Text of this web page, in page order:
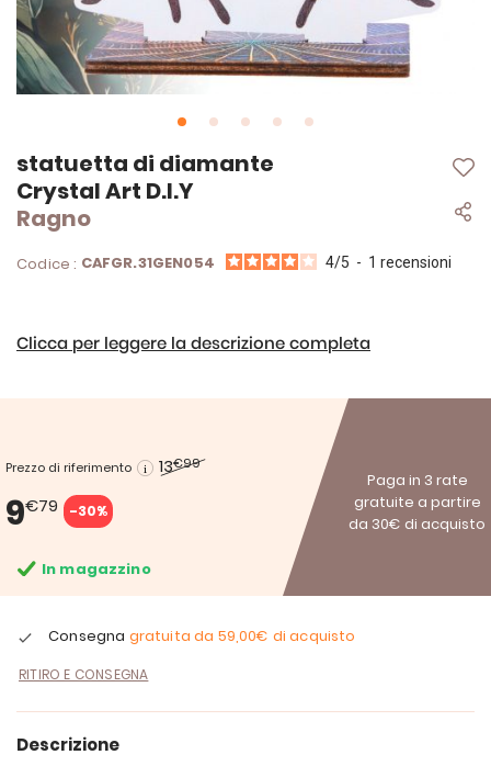
statuetta di diamante
Crystal Art D.I.Y
Ragno
Codice : CAFGR.31GEN054 4/5 - 1 recensioni
Clicca per leggere la descrizione completa
Prezzo di riferimento 13€99
9€79 -30%
Paga in 3 rate
gratuite a partire
da 30€ di acquisto
In magazzino
Consegna gratuita da 59,00€ di acquisto
RITIRO E CONSEGNA
Vai
all'inizio
della
galleria
immagini
Descrizione